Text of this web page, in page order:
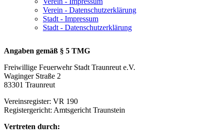
Verein - Datenschutzerklärung
Stadt - Impressum
Stadt - Datenschutzerklärung
Angaben gemäß § 5 TMG
Freiwillige Feuerwehr Stadt Traunreut e.V.
Waginger Straße 2
83301 Traunreut
Vereinsregister: VR 190
Registergericht: Amtsgericht Traunstein
Vertreten durch: